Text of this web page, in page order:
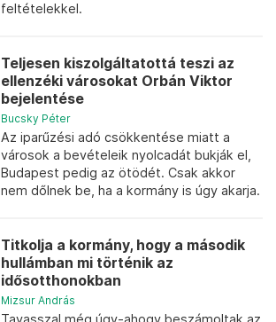
feltételekkel.
Teljesen kiszolgáltatottá teszi az
ellenzéki városokat Orbán Viktor
bejelentése
Bucsky Péter
Az iparűzési adó csökkentése miatt a
városok a bevételeik nyolcadát bukják el,
Budapest pedig az ötödét. Csak akkor
nem dőlnek be, ha a kormány is úgy akarja.
Titkolja a kormány, hogy a második
hullámban mi történik az
idősotthonokban
Mizsur András
Tavasszal még úgy-ahogy beszámoltak az